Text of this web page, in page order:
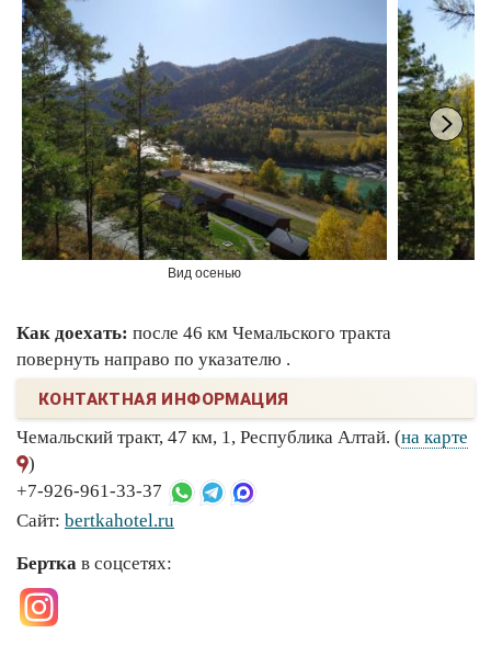
Вид осенью
Как доехать: после 46 км Чемальского тракта
повернуть направо по указателю .
КОНТАКТНАЯ ИНФОРМАЦИЯ
Чемальский тракт, 47 км, 1, Республика Алтай. (на карте
)
+7-926-961-33-37
Сайт: bertkahotel.ru
Бертка в соцсетях: